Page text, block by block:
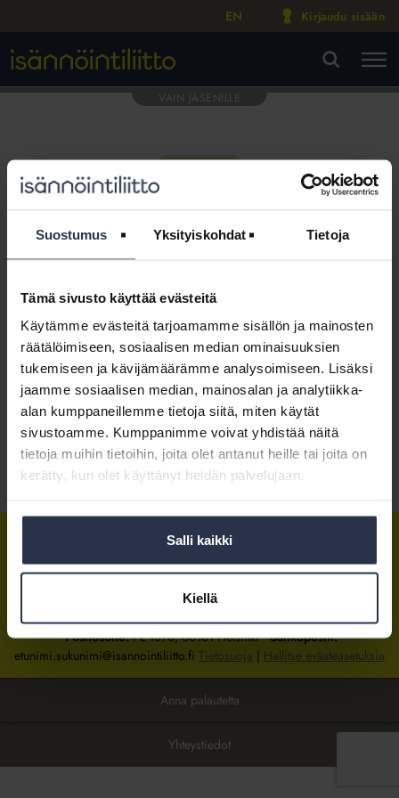
Suostumus Yksityiskohdat Tietoja
Tämä sivusto käyttää evästeitä
Käytämme evästeitä tarjoamamme sisällön ja mainosten
räätälöimiseen, sosiaalisen median ominaisuuksien
tukemiseen ja kävijämäärämme analysoimiseen. Lisäksi
jaamme sosiaalisen median, mainosalan ja analytiikka-
alan kumppaneillemme tietoja siitä, miten käytät
sivustoamme. Kumppanimme voivat yhdistää näitä
tietoja muihin tietoihin, joita olet antanut heille tai joita on
kerätty, kun olet käyttänyt heidän palvelujaan.
Salli kaikki
Kiellä
EN Kirjaudu sisään
Tämä osio on rajattu
Isännöintiliiton jäsenyritysten
henkilökunnalle
Kirjaudu sisään
Tietoa jäsenyydestä
IsännöintiliittoIsännöintiliittoIsännöintiliitto
Isännöintiliiton toimistosijaitsee Hakaniemessä Helsingissä.
Postiosoite:PL 1370, 00101 HelsinkiSähköpostit:
etunimi.sukunimi@isannointiliitto.fi Tietosuoja | Hallitse evästeasetuksia
Anna palautetta
Yhteystiedot